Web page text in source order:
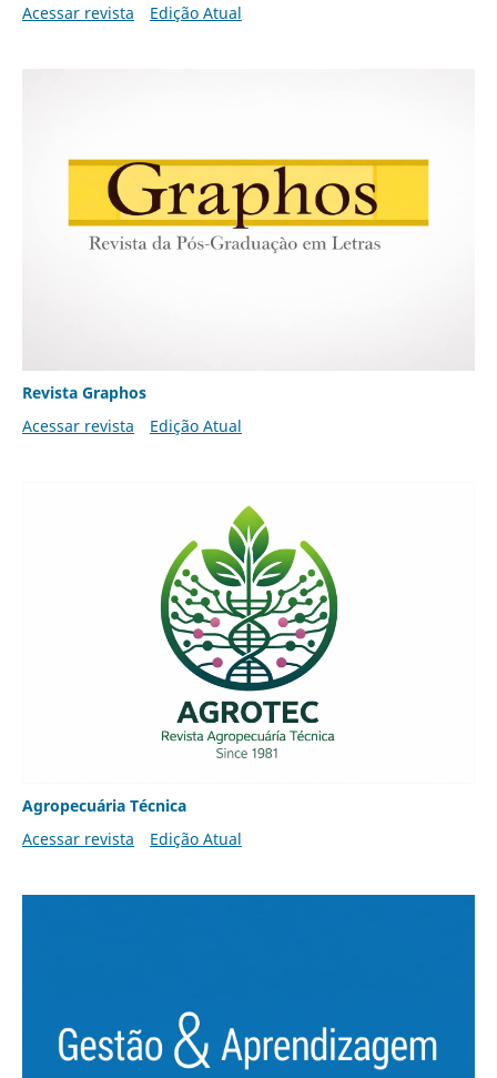
Acessar revista
Edição Atual
Revista Graphos
Acessar revista
Edição Atual
Agropecuária Técnica
Acessar revista
Edição Atual